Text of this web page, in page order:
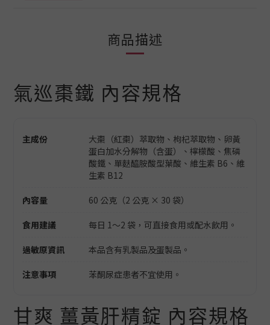
商品描述
氣巡棗鐵 內容規格
主成份
大棗（紅棗）萃取物、枸杞萃取物、卵黃
蛋白加水分解物（含蛋）、檸檬酸、焦磷
酸鐵、單麩醯胺酸型葉酸、維生素 B6、維
生素 B12
內容量 60 公克（2 公克 × 30 袋）
食用建議 每日 1～2 袋，可直接食用或配水飲用。
過敏原資訊 本品含有乳製品及蛋製品。
注意事項 苯酮尿症患者不宜使用。
甘爽 薑黃肝精錠 內容規格